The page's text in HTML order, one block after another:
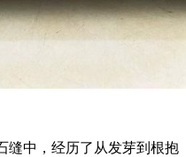
缝中，经历了从发芽到根抱